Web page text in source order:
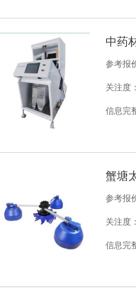
中药
参考报
关注度
信息完
蟹塘
参考报
关注度
信息完